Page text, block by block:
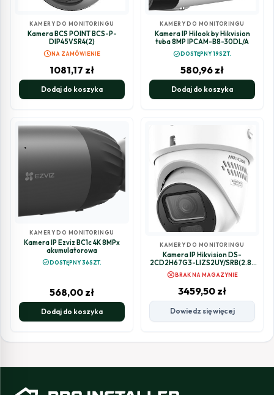
KAMERY DO MONITORINGU
Kamera BCS POINT BCS-P-
DIP45VSR4(2)
scheduleNA ZAMÓWIENIE
1081,17 zł
Dodaj do koszyka
KAMERY DO MONITORINGU
Kamera IP Hilook by Hikvision
tuba 8MP IPCAM-B8-30DL/A
check_circleDOSTĘPNY 19SZT.
580,96 zł
Dodaj do koszyka
KAMERY DO MONITORINGU
Kamera IP Ezviz BC1c 4K 8MPx
akumulatorowa
check_circleDOSTĘPNY 36SZT.
568,00 zł
Dodaj do koszyka
KAMERY DO MONITORINGU
Kamera IP Hikvision DS-
2CD2H67G3-LIZS2UY/SRB(2.8-
12mm)
cancelBRAK NA MAGAZYNIE
3459,50 zł
Dowiedz się więcej